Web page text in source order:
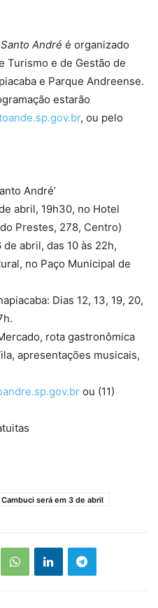
André é organizado
Turismo e de Gestão de
e Parque Andreense.
estarão
, ou pelo
André’
abril, 19h30, no Hotel
Prestes, 278, Centro)
abril, das 10 às 22h,
no Paço Municipal de
Dias 12, 13, 19, 20,
rota gastronômica
apresentações musicais,
ou (11)
será em 3 de abril